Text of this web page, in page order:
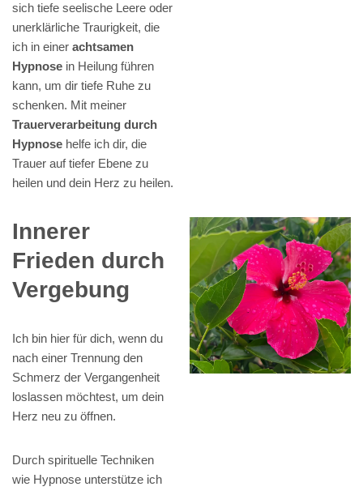
sich tiefe seelische Leere oder
unerklärliche Traurigkeit, die
ich in einer achtsamen
Hypnose in Heilung führen
kann, um dir tiefe Ruhe zu
schenken. Mit meiner
Trauerverarbeitung durch
Hypnose helfe ich dir, die
Trauer auf tiefer Ebene zu
heilen und dein Herz zu heilen.
Innerer
Frieden durch
Vergebung
Ich bin hier für dich, wenn du
nach einer Trennung den
Schmerz der Vergangenheit
loslassen möchtest, um dein
Herz neu zu öffnen.
Durch spirituelle Techniken
wie Hypnose unterstütze ich